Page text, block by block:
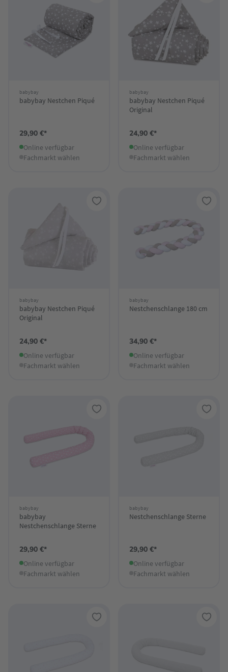
babybay
babybay Nestchen Piqué
29,90 €*
Online verfügbar
Fachmarkt wählen
babybay
babybay Nestchen Piqué
Original
24,90 €*
Online verfügbar
Fachmarkt wählen
babybay
babybay Nestchen Piqué
Original
24,90 €*
Online verfügbar
Fachmarkt wählen
babybay
Nestchenschlange 180 cm
34,90 €*
Online verfügbar
Fachmarkt wählen
babybay
babybay
Nestchenschlange Sterne
29,90 €*
Online verfügbar
Fachmarkt wählen
babybay
Nestchenschlange Sterne
29,90 €*
Online verfügbar
Fachmarkt wählen